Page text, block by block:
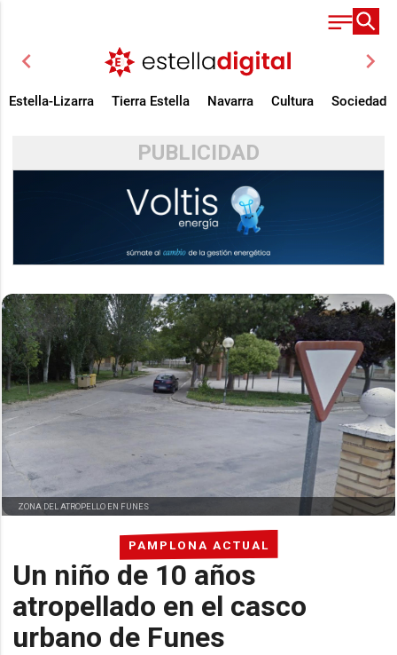
chevron_left chevron_right
Estella-Lizarra Tierra Estella Navarra Cultura Sociedad
PUBLICIDAD
PAMPLONA ACTUAL
Un niño de 10 años
atropellado en el casco
urbano de Funes
ZONA DEL ATROPELLO EN FUNES